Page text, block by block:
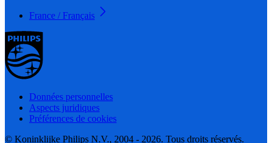
France / Français
Données personnelles
Aspects juridiques
Préférences de cookies
© Koninklijke Philips N.V., 2004 - 2026. Tous droits réservés.